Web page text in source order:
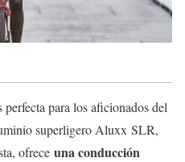
perfecta para los aficionados del
superligero Aluxx SLR,
ofrece una conducción